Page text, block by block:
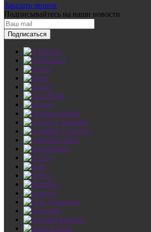
Заказать звонок
Подписывайтесь на наши новости